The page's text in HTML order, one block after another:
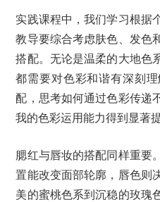
实践课程中，我们学习根据
教导要综合考虑肤色、发色
搭配。无论是温柔的大地色
都需要对色彩和谐有深刻
配，思考如何通过色彩传递
我的色彩运用能力得到显著提
腮红与唇妆的搭配同样重要
置能改变面部轮廓，唇色则
美的蜜桃色系到沉稳的玫瑰